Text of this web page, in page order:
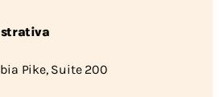
Pike, Suite 200